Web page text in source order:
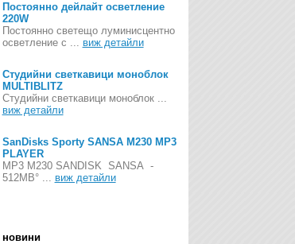
Постоянно дейлайт осветление
220W
Постоянно светещо луминисцентно
осветление с ... виж детайли
Студийни светкавици моноблок
MULTIBLITZ
Студийни светкавици моноблок ...
виж детайли
SanDisks Sporty SANSA M230 MP3
PLAYER
MP3 М230 SANDISK SANSA -
512MB° ... виж детайли
новини